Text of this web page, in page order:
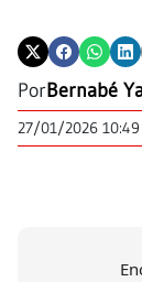
PorBernabé
27/01/2026 10:49